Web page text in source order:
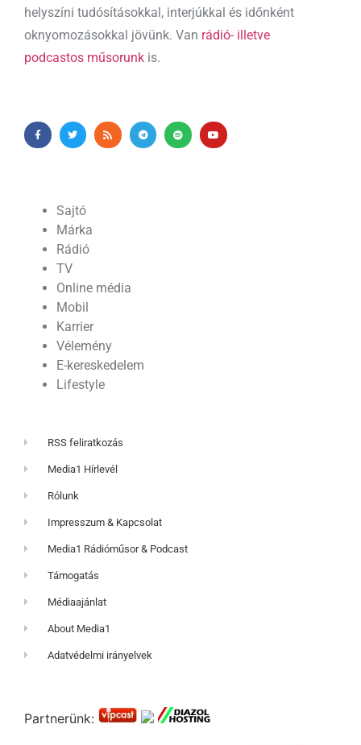
helyszíni tudósításokkal, interjúkkal és időnként
oknyomozásokkal jövünk. Van rádió- illetve
podcastos műsorunk is.
Sajtó
Márka
Rádió
TV
Online média
Mobil
Karrier
Vélemény
E-kereskedelem
Lifestyle
RSS feliratkozás
Media1 Hírlevél
Rólunk
Impresszum & Kapcsolat
Media1 Rádióműsor & Podcast
Támogatás
Médiaajánlat
About Media1
Adatvédelmi irányelvek
Partnerünk: